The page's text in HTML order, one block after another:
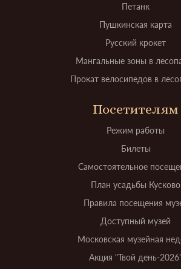
Петанк
Пушкинская карта
Русский крокет
Мангальные зоны в
Прокат велосипедов в
Посетителям
Режим работы
Билеты
Самостоятельное
План усадьбы Кусково
Правила посещения
Доступный музей
Московская музейная
Акция "Твой день-